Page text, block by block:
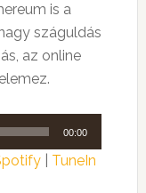
is a
száguldás
az online
00:00
| TuneIn